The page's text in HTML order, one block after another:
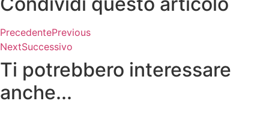
PrecedentePrevious
NextSuccessivo
Ti potrebbero interessare
anche...